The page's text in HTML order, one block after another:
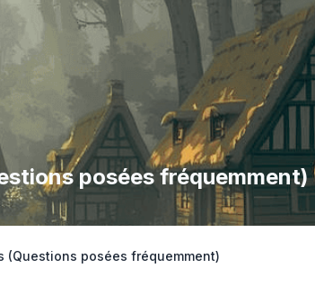
posées fréquemment)
(Questions posées fréquemment)